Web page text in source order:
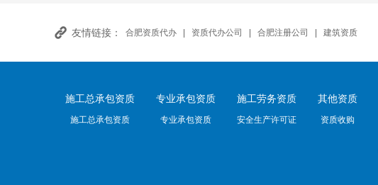
友情链接： 合肥资质代办 资质代办公司 合肥注册公司 建筑资质
施工总承包资质
施工总承包资质
专业承包资质
专业承包资质
施工劳务资质
安全生产许可证
其他资质
资质收购